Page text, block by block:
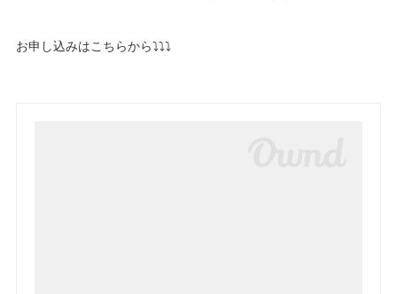
お申し込みはこちらから⤵︎⤵︎⤵︎